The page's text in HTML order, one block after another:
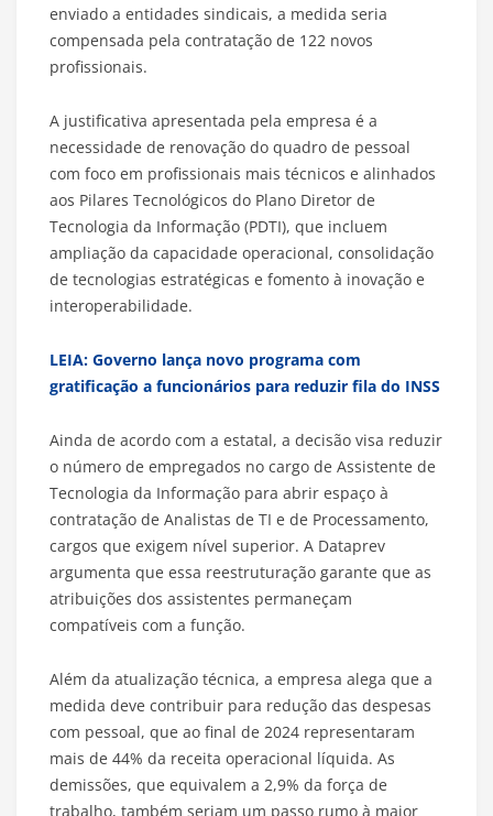
enviado a entidades sindicais, a medida seria
compensada pela contratação de 122 novos
profissionais.
A justificativa apresentada pela empresa é a
necessidade de renovação do quadro de pessoal
com foco em profissionais mais técnicos e alinhados
aos Pilares Tecnológicos do Plano Diretor de
Tecnologia da Informação (PDTI), que incluem
ampliação da capacidade operacional, consolidação
de tecnologias estratégicas e fomento à inovação e
interoperabilidade.
LEIA: Governo lança novo programa com
gratificação a funcionários para reduzir fila do INSS
Ainda de acordo com a estatal, a decisão visa reduzir
o número de empregados no cargo de Assistente de
Tecnologia da Informação para abrir espaço à
contratação de Analistas de TI e de Processamento,
cargos que exigem nível superior. A Dataprev
argumenta que essa reestruturação garante que as
atribuições dos assistentes permaneçam
compatíveis com a função.
Além da atualização técnica, a empresa alega que a
medida deve contribuir para redução das despesas
com pessoal, que ao final de 2024 representaram
mais de 44% da receita operacional líquida. As
demissões, que equivalem a 2,9% da força de
trabalho, também seriam um passo rumo à maior